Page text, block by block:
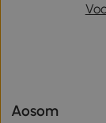
Aosom